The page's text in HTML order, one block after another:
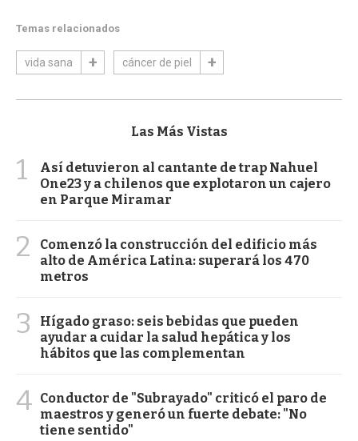
Temas relacionados
vida sana cáncer de piel
Las Más Vistas
1
Así detuvieron al cantante de trap Nahuel
One23 y a chilenos que explotaron un cajero
en Parque Miramar
2
Comenzó la construcción del edificio más
alto de América Latina: superará los 470
metros
3
Hígado graso: seis bebidas que pueden
ayudar a cuidar la salud hepática y los
hábitos que las complementan
4 Conductor de "Subrayado" criticó el paro de
maestros y generó un fuerte debate: "No
tiene sentido"